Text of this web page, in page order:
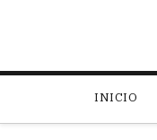
INICIO